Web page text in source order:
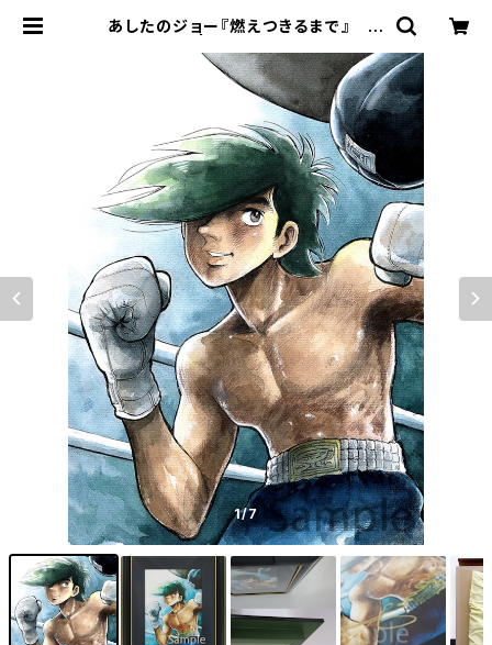
あしたのジョー『燃えつきるまで』 版
1/7